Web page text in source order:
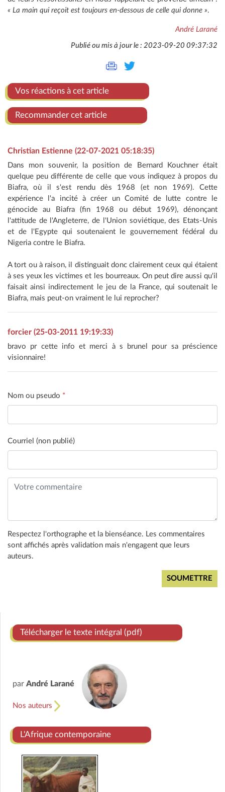
« La main qui reçoit est toujours en-dessous de celle qui donne ».
André Larané
Publié ou mis à jour le : 2023-09-20 09:37:32
Vos réactions à cet article
Recommander cet article
Christian Estienne (22-07-2021 05:18:35)
Dans mon souvenir, la position de Bernard Kouchner était
quelque peu différente de celle que vous indiquez à propos du
Biafra, où il s'est rendu dès 1968 (et non 1969). Cette
expérience l'a incité à créer un Comité de lutte contre le
génocide au Biafra (fin 1968 ou début 1969), dénonçant
l'attitude de l'Angleterre, de l'Union soviétique, des Etats-Unis
et de l'Egypte qui soutenaient le gouvernement fédéral du
Nigeria contre le Biafra.
A tort ou à raison, il distinguait donc clairement ceux qui étaient
à ses yeux les victimes et les bourreaux. On peut dire aussi qu'il
faisait ainsi indirectement le jeu de la France, qui soutenait le
Biafra, mais peut-on vraiment le lui reprocher?
forcier (25-03-2011 19:19:33)
bravo pr cette info et merci à s brunel pour sa préscience
visionnaire!
Nom ou pseudo *
Courriel (non publié)
Respectez l'orthographe et la bienséance. Les commentaires
sont affichés après validation mais n'engagent que leurs
auteurs.
Télécharger le texte intégral (pdf)
par André Larané
Nos auteurs
L'Afrique contemporaine